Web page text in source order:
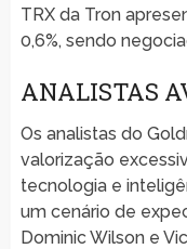
TRX da Tron
0,6%, sendo
ANALISTAS
Os analistas do
valorização
tecnologia e
um cenário de
Dominic Wilson e